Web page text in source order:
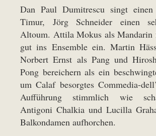
Dan Paul Dumitrescu singt einen
Timur, Jörg Schneider einen
Altoum. Attila Mokus als Mandarin
gut ins Ensemble ein. Martin
Norbert Ernst als Pang und
Pong bereichern als ein
um Calaf besorgtes Commedia-
Aufführung stimmlich wie
Antigoni Chalkia und Lucilla
Balkondamen aufhorchen.